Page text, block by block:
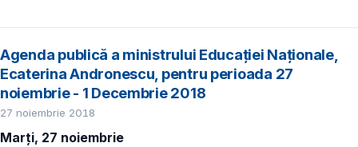
Agenda publică a ministrului Educației Naționale,
Ecaterina Andronescu, pentru perioada 27
noiembrie - 1 Decembrie 2018
27 noiembrie 2018
Marți, 27 noiembrie